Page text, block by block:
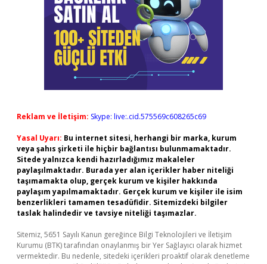
Reklam ve İletişim: Skype: live:.cid.575569c608265c69
Yasal Uyarı: Bu internet sitesi, herhangi bir marka, kurum
veya şahıs şirketi ile hiçbir bağlantısı bulunmamaktadır.
Sitede yalnızca kendi hazırladığımız makaleler
paylaşılmaktadır. Burada yer alan içerikler haber niteliği
taşımamakta olup, gerçek kurum ve kişiler hakkında
paylaşım yapılmamaktadır. Gerçek kurum ve kişiler ile isim
benzerlikleri tamamen tesadüfidir. Sitemizdeki bilgiler
taslak halindedir ve tavsiye niteliği taşımazlar.
Sitemiz, 5651 Sayılı Kanun gereğince Bilgi Teknolojileri ve İletişim
Kurumu (BTK) tarafından onaylanmış bir Yer Sağlayıcı olarak hizmet
vermektedir. Bu nedenle, sitedeki içerikleri proaktif olarak denetleme